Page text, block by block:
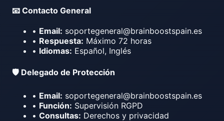
📧 Contacto General
• Email: soportegeneral@brainboostspain.es
• Respuesta: Máximo 72 horas
• Idiomas: Español, Inglés
🛡️ Delegado de Protección
• Email: soportegeneral@brainboostspain.es
• Función: Supervisión RGPD
• Consultas: Derechos y privacidad